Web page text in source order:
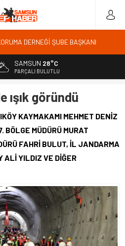
DERNEĞİ ŞUBE BAŞKANI
KARAR VERİLDİ
GÜNER Yunanistan bu kararını
basın özgürlüğünün günüdür
Emanete İhanet Olmaz
Ilkadım Belediye Başkanı İhsan
Seda KEKLİK ‘teşekķür ettiler.
SAMSUN 28°C
PARÇALI BULUTLU
ışık göründü
KAYMAKAMI MEHMET DENİZ
MÜDÜRÜ MURAT
FAHRİ BULUT, İL JANDARMA
ALİ YILDIZ VE DİĞER